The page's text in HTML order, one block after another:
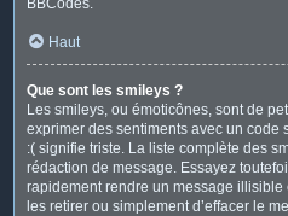
BBCodes.
Haut
Que sont les smileys ?
Les smileys, ou émoticônes, sont de
exprimer des sentiments avec un code
:( signifie triste. La liste complète des
rédaction de message. Essayez
rapidement rendre un message
les retirer ou simplement d’effacer le